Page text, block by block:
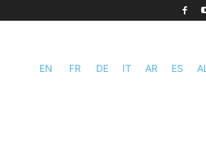
EN FR DE IT AR ES AL